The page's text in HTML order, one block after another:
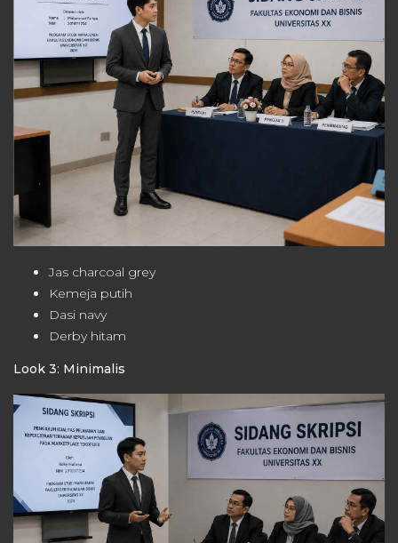
Jas charcoal grey
Kemeja putih
Dasi navy
Derby hitam
Look 3: Minimalis